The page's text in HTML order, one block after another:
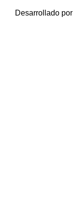
Desarrollado por